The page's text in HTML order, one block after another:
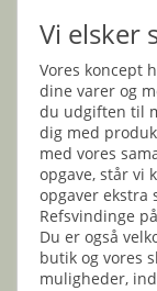
Vi elsker
Vores koncept
dine varer og
du udgiften til
dig med
med vores
opgave, står vi
opgaver ekstra
Refsvindinge
Du er også
butik og vores
muligheder,